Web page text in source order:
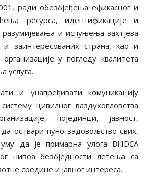
ради обезбјеђења ефикасног и
ресурса, идентификације и
и испуњења захтјева
и заинтересованих страна, као и
у погледу квалитета
услуга.
и унапређивати комуникацију
цивилног ваздухопловства
појединци, јавност,
оствари пуно задовољство свих,
да је примарна улога BHDCA
нивоа безбједности летења са
средине и јавног интереса.